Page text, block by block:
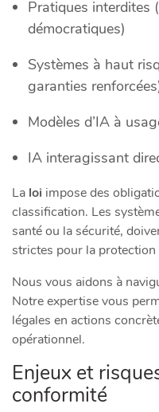
Pratiques interdites
démocratiques)
Systèmes à haut
garanties
Modèles d’IA à
IA interagissant
La loi impose des
classification. Les
santé ou la sécurité,
strictes pour la protection
Nous vous aidons à
Notre expertise vous
légales en actions
opérationnel.
Enjeux et
conformité